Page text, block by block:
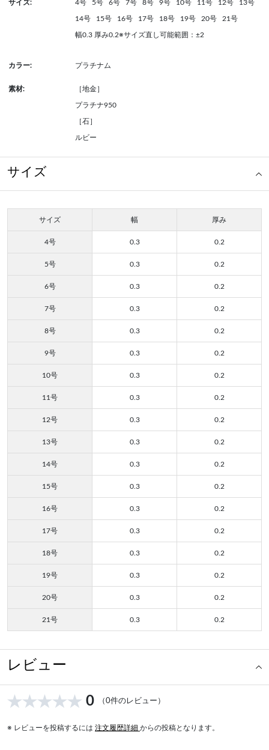
サイズ: 4号 5号 6号 7号 8号 9号 10号 11号 12号 13号
14号 15号 16号 17号 18号 19号 20号 21号
幅0.3 厚み0.2※サイズ直し可能範囲：±2
カラー: プラチナム
素材: ［地金］
プラチナ950
［石］
ルビー
サイズ
サイズ 幅 厚み
4号 0.3 0.2
5号 0.3 0.2
6号 0.3 0.2
7号 0.3 0.2
8号 0.3 0.2
9号 0.3 0.2
10号 0.3 0.2
11号 0.3 0.2
12号 0.3 0.2
13号 0.3 0.2
14号 0.3 0.2
15号 0.3 0.2
16号 0.3 0.2
17号 0.3 0.2
18号 0.3 0.2
19号 0.3 0.2
20号 0.3 0.2
21号 0.3 0.2
レビュー
0 （0件のレビュー）
※ レビューを投稿するには 注文履歴詳細 からの投稿となります。